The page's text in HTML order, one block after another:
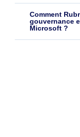
Comment
gouvernance
Microsoft ?